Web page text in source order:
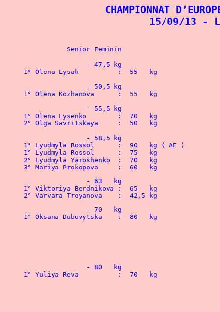
CHAMPIONNAT
15/09/13 -
1° Olena Lysak		:  55   kg
3° Mariya Prokopova	:  60   kg
2° Varvara Troyanova	:  42,5 kg